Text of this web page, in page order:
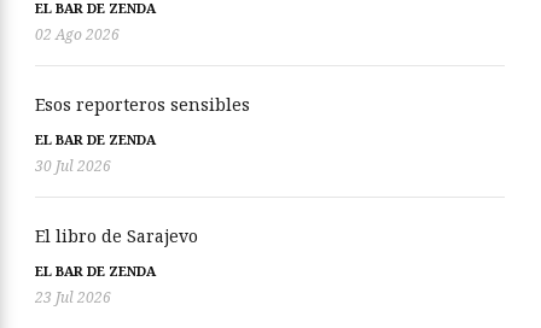
EL BAR DE ZENDA
02 Ago 2026
Esos reporteros sensibles
EL BAR DE ZENDA
30 Jul 2026
El libro de Sarajevo
EL BAR DE ZENDA
23 Jul 2026